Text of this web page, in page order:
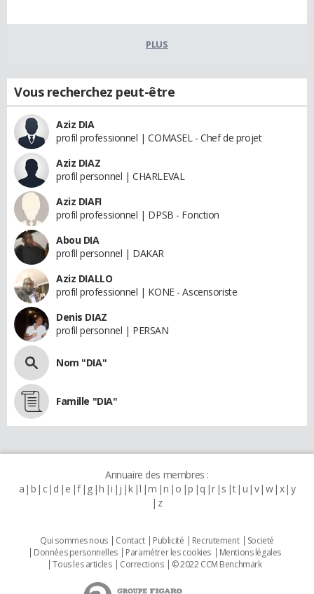
PLUS
Vous recherchez peut-être
Aziz DIA
profil professionnel | COMASEL - Chef de projet
Aziz DIAZ
profil personnel | CHARLEVAL
Aziz DIAFI
profil professionnel | DPSB - Fonction
Abou DIA
profil personnel | DAKAR
Aziz DIALLO
profil professionnel | KONE - Ascensoriste
Denis DIAZ
profil personnel | PERSAN
Nom "DIA"
Famille "DIA"
Annuaire des membres :
a b c d e f g h i j k l m n o p q r s t u v w x y
z
Qui sommes nous Contact Publicité Recrutement
Societé
Données personnelles
Paramétrer les cookies
Mentions légales
Tous les articles
Corrections © 2022 CCM Benchmark